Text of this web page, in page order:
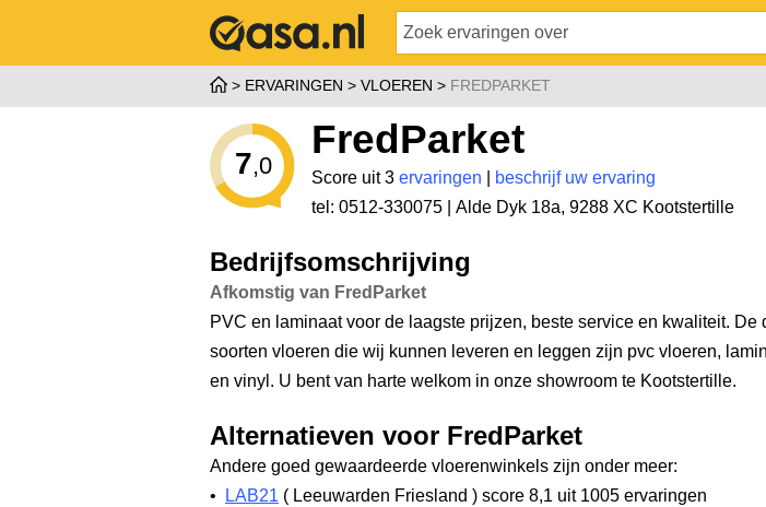
ERVARINGEN VLOEREN FREDPARKET
7,0
FredParket
Score uit 3 ervaringen
beschrijf uw ervaring
tel: 0512-330075 | Alde Dyk 18a, 9288 XC Kootstertille
Bedrijfsomschrijving
Afkomstig van FredParket
PVC en laminaat voor de laagste prijzen, beste service en kwaliteit. De
soorten vloeren die wij kunnen leveren en leggen zijn pvc vloeren,
en vinyl. U bent van harte welkom in onze showroom te Kootstertille.
Alternatieven voor FredParket
Andere goed gewaardeerde vloerenwinkels zijn onder meer:
•
LAB21 ( Leeuwarden Friesland ) score 8,1 uit 1005 ervaringen